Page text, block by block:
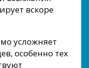
вскоре
усложняет
особенно тех